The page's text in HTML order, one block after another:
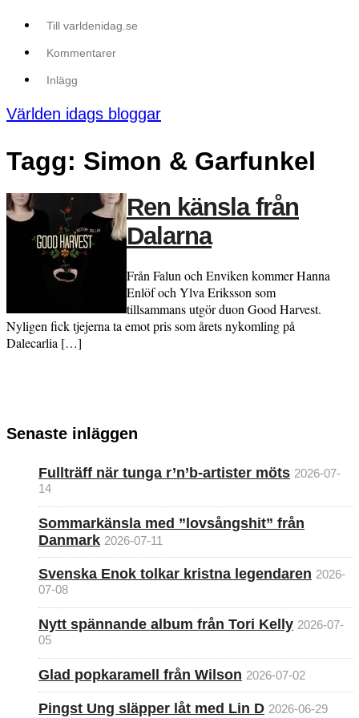
Till varldenidag.se
Kommentarer
Inlägg
Världen idags bloggar
Tagg: Simon & Garfunkel
Ren känsla från
Dalarna
Från Falun och Enviken kommer Hanna
Enlöf och Ylva Eriksson som
tillsammans utgör duon Good Harvest.
Nyligen fick tjejerna ta emot pris som årets nykomling på
Dalecarlia […]
Senaste inläggen
Fullträff när tunga r’n’b-artister möts 2026-07-
14
Sommarkänsla med ”lovsångshit” från
Danmark 2026-07-11
Svenska Enok tolkar kristna legendaren 2026-
07-08
Nytt spännande album från Tori Kelly 2026-07-
05
Glad popkaramell från Wilson 2026-07-02
Pingst Ung släpper låt med Lin D 2026-06-29